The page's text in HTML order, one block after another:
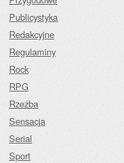
Publicystyka
Redakcyjne
Regulaminy
Rock
RPG
Rzeźba
Sensacja
Serial
Sport